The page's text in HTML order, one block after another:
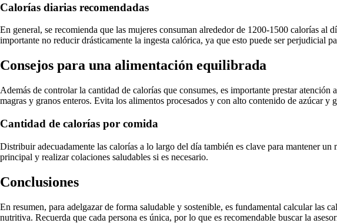
Calorías diarias recomendadas
En general, se recomienda que las mujeres consuman alrededor de 1200-1500 calorías al
importante no reducir drásticamente la ingesta calórica, ya que esto puede ser perjudicial
Consejos para una alimentación equilibrada
Además de controlar la cantidad de calorías que consumes, es importante prestar
magras y granos enteros. Evita los alimentos procesados y con alto contenido de azúcar y
Cantidad de calorías por comida
Distribuir adecuadamente las calorías a lo largo del día también es clave para mantener
principal y realizar colaciones saludables si es necesario.
Conclusiones
En resumen, para adelgazar de forma saludable y sostenible, es fundamental calcular
nutritiva. Recuerda que cada persona es única, por lo que es recomendable buscar la